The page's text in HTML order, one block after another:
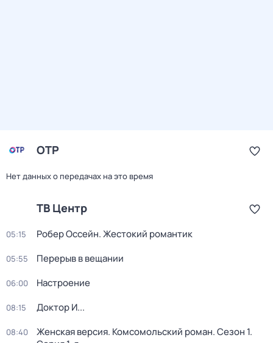
ОТР
Нет данных о передачах на это время
ТВ Центр
05:15 Робер Оссейн. Жестокий романтик
05:55 Перерыв в вещании
06:00 Настроение
08:15 Доктор И...
08:40 Женская версия. Комсомольский роман. Сезон 1.